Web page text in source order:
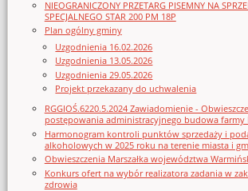
NIEOGRANICZONY PRZETARG PISEMNY NA
SPECJALNEGO STAR 200 PM 18P
Plan ogólny gminy
Uzgodnienia 16.02.2026
Uzgodnienia 13.05.2026
Uzgodnienia 29.05.2026
Projekt przekazany do uchwalenia
RGGIOŚ.6220.5.2024 Zawiadomienie -
postępowania administracyjnego budowa farmy
Harmonogram kontroli punktów sprzedaży i
alkoholowych w 2025 roku na terenie miasta i
Obwieszczenia Marszałka województwa
Konkurs ofert na wybór realizatora zadania w
zdrowia